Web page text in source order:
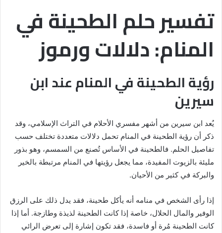
تفسير حلم الطحينة في
المنام: دلالات ورموز
رؤية الطحينة في المنام عند ابن
سيرين
يُعد ابن سيرين من أشهر مفسري الأحلام في التراث الإسلامي، وقد
ذكر أن رؤية الطحينة في المنام تحمل دلالات متعددة تختلف حسب
تفاصيل الحلم. فالطحينة في الأساس تُصنع من السمسم، وهو بذور
مليئة بالزيوت المفيدة، مما يجعل رؤيتها في المنام مرتبطة بالخير
والبركة في كثير من الأحيان.
إذا رأى الشخص في منامه أنه يأكل طحينة، فقد يدل ذلك على الرزق
الوفير والمال الحلال، خاصة إذا كانت الطحينة لذيذة وطازجة. أما إذا
كانت الطحينة مُرة أو فاسدة، فقد تكون إشارة إلى تعرض الرائي